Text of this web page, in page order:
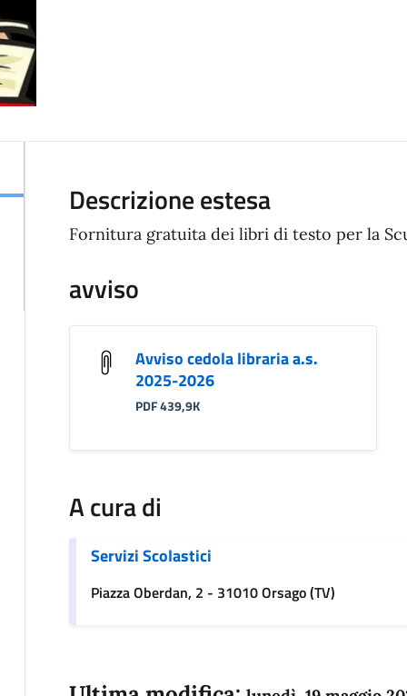
Descrizione estesa
Fornitura gratuita dei libri di testo per la
avviso
Avviso cedola libraria a.s.
2025-2026
PDF 439,9K
A cura di
Servizi Scolastici
Piazza Oberdan, 2 - 31010 Orsago (TV)